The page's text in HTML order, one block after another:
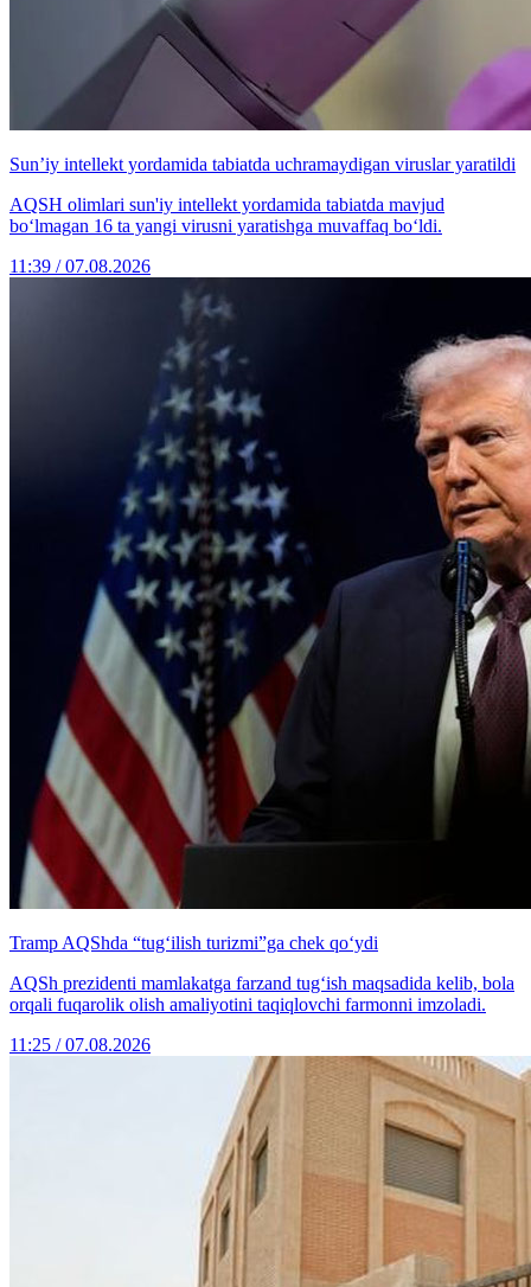
Sun’iy intellekt yordamida tabiatda uchramaydigan viruslar yaratildi
AQSH olimlari sun'iy intellekt yordamida tabiatda mavjud
bo‘lmagan 16 ta yangi virusni yaratishga muvaffaq bo‘ldi.
11:39 / 07.08.2026
Tramp AQShda “tug‘ilish turizmi”ga chek qo‘ydi
AQSh prezidenti mamlakatga farzand tug‘ish maqsadida kelib, bola
orqali fuqarolik olish amaliyotini taqiqlovchi farmonni imzoladi.
11:25 / 07.08.2026